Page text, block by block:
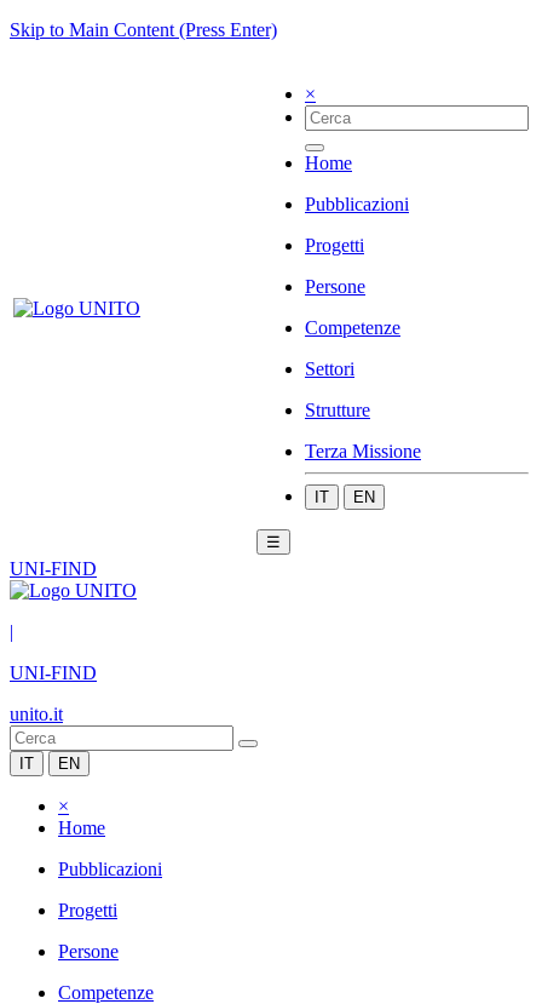
Skip to Main Content (Press Enter)
×
Home
Pubblicazioni
Progetti
Persone
Competenze
Settori
Strutture
Terza Missione
IT EN
☰
UNI-FIND
|
UNI-FIND
unito.it
IT EN
×
Home
Pubblicazioni
Progetti
Persone
Competenze